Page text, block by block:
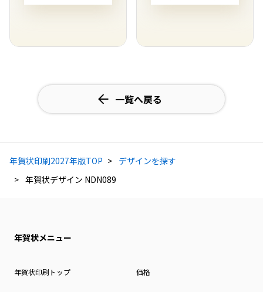
一覧へ戻る
年賀状印刷2027年版TOP
デザインを探す
年賀状デザイン NDN089
年賀状メニュー
年賀状印刷トップ 価格